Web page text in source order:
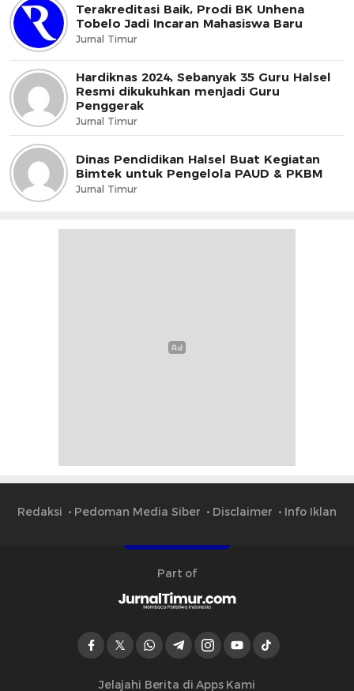
Terakreditasi Baik, Prodi BK Unhena
Tobelo Jadi Incaran Mahasiswa Baru
Jurnal Timur
Hardiknas 2024, Sebanyak 35 Guru Halsel
Resmi dikukuhkan menjadi Guru
Penggerak
Jurnal Timur
Dinas Pendidikan Halsel Buat Kegiatan
Bimtek untuk Pengelola PAUD & PKBM
Jurnal Timur
Redaksi Pedoman Media Siber Disclaimer Info Iklan
Part of
Jelajahi Berita di Apps Kami